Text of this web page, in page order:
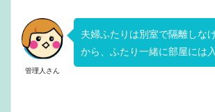
管理人さん
夫婦ふたりは別室で隔離しな
から、ふたり一緒に部屋には